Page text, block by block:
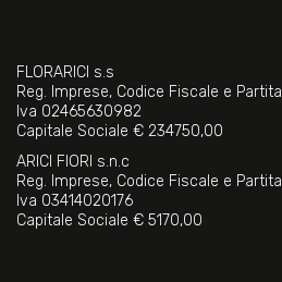
FLORARICI s.s
Reg. Imprese, Codice Fiscale e Partita
Iva 02465630982
Capitale Sociale € 234750,00
ARICI FIORI s.n.c
Reg. Imprese, Codice Fiscale e Partita
Iva 03414020176
Capitale Sociale € 5170,00